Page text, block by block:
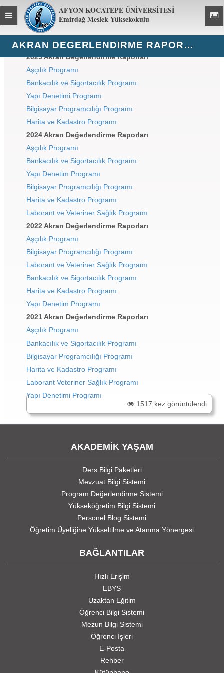
AFYON KOCATEPE ÜNİVERSİTESİ
Emirdağ Meslek Yüksekokulu
Toggle
global
navigation
AKRAN DEĞERLENDIRME RAPORLARI
2025 Akran Değerlendirme Raporları
Aşçılık Programı
Bankacılık ve Sigortacılık Programı
Yapı Denetimi Programı
Bilgisayar Programcılığı Programı
Harita ve Kadastro Programı
2024 Akran Değerlendirme Raporları
Aşçılık Programı
Bankacılık ve Sigortacılık Programı
Yapı Denetim Programı
Bilgisayar Programcılığı Programı
Harita ve Kadastro Programı
Laborant ve Veteriner Sağlık Programı
2022 Akran Değerlendirme Raporları
Aşçılık Programı
Bilgisayar Programcılığı Programı
Laborant ve Veteriner Sağlık Programı
Bankacılık ve Sigortacılık Programı
Harita ve Kadastro Programı
Yapı Denetim Programı
2021 Akran Değerlendirme Raporları
Aşçılık Programı
Bankacılık ve Sigortacılık Programı
Bilgisayar Programcılığı Programı
Harita ve Kadastro Programı
Laborant Veteriner Sağlık Programı
Yapı Denetimi Programı
1517 kez görüntülendi
AKADEMİK YAŞAM
Ders Bilgi Paketleri
Mevzuat Bilgi Sistemi
Program Değerlendirme Sistemi
Yükseköğretim Bilgi Sistemi
Personel Blog Sistemi
Öğretim Üyeliğine Yükseltilme ve Atanma Yönergesi
BAĞLANTILAR
Hızlı Erişim
EBYS
Uzaktan Eğitim
Öğrenci Bilgi Sistemi
Mezun Bilgi Sistemi
Öğrenci İşleri
E-Posta
Rehber